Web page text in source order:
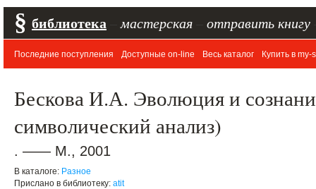
§ библиотека мастерская отправить книгу
Последние поступления Доступные on-line Весь каталог Купить в my-
Бескова И.А. Эволюция и
символический анализ)
. —— М., 2001
В каталоге: Разное
Прислано в библиотеку: atit